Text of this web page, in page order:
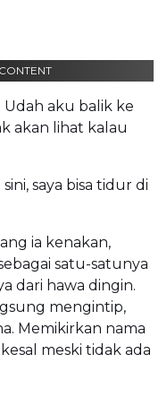
Udah aku balik ke
akan lihat kalau
saya bisa tidur di
ia kenakan,
satu-satunya
dari hawa dingin.
mengintip,
Memikirkan nama
meski tidak ada